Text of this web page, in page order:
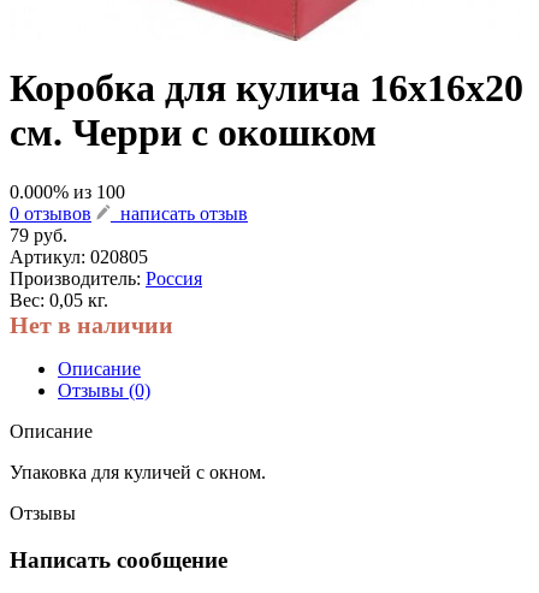
Коробка для кулича 16х16х20
см. Черри с окошком
0.000% из 100
0 отзывов
написать отзыв
79 руб.
Артикул: 020805
Производитель: Россия
Вес: 0,05 кг.
Нет в наличии
Описание
Отзывы (0)
Описание
Упаковка для куличей с окном.
Отзывы
Написать сообщение